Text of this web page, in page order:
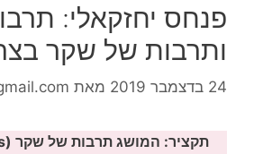
פנחס יחזקאלי:
ותרבות של שקר
24 בדצמבר 2019 מאת